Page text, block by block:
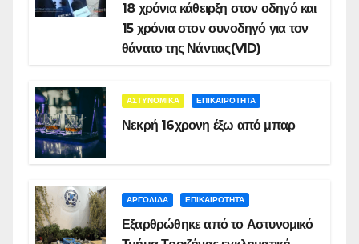
18 χρόνια κάθειρξη στον οδηγό και
15 χρόνια στον συνοδηγό για τον
θάνατο της Νάντιας(VID)
ΑΣΤΥΝΟΜΙΚΑ ΕΠΙΚΑΙΡΟΤΗΤΑ
Νεκρή 16χρονη έξω από μπαρ
ΑΡΓΟΛΙΔΑ ΕΠΙΚΑΙΡΟΤΗΤΑ
Εξαρθρώθηκε από το Αστυνομικό